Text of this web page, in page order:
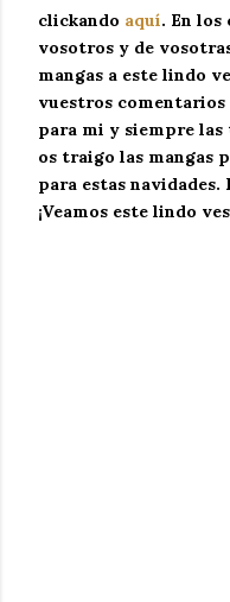
clickando aquí. En los
vosotros y de
mangas a este lindo
vuestros
para mi y siempre las
os traigo las mangas
para estas navidades.
¡Veamos este lindo